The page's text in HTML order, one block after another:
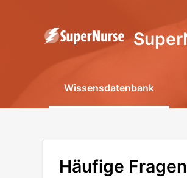
Wissensdatenbank
Häufige Fragen